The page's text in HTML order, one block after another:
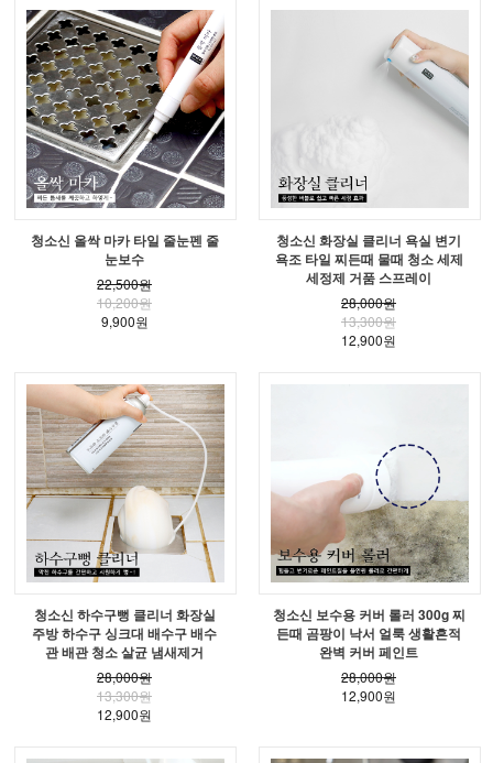
청소신 올싹 마카 타일 줄눈펜 줄
눈보수
22,500원
10,200원
9,900원
청소신 화장실 클리너 욕실 변기
욕조 타일 찌든때 물때 청소 세제
세정제 거품 스프레이
28,000원
13,300원
12,900원
청소신 하수구뻥 클리너 화장실
주방 하수구 싱크대 배수구 배수
관 배관 청소 살균 냄새제거
28,000원
13,300원
12,900원
청소신 보수용 커버 롤러 300g 찌
든때 곰팡이 낙서 얼룩 생활흔적
완벽 커버 페인트
28,000원
12,900원